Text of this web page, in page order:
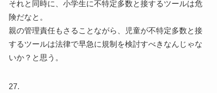
それと同時に、小学生に不特定多数と接するツールは危
険だなと。
親の管理責任もさることながら、児童が不特定多数と接
するツールは法律で早急に規制を検討すべきなんじゃな
いか？と思う。
27.